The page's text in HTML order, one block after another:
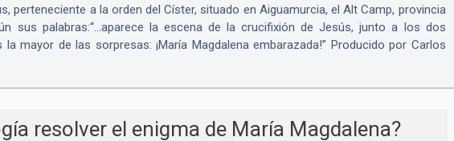
perteneciente a la orden del Císter, situado en Aiguamurcia, el Alt Camp, provincia
sus palabras:“…aparece la escena de la crucifixión de Jesús, junto a los dos
mayor de las sorpresas: ¡María Magdalena embarazada!” Producido por Carlos
resolver el enigma de María Magdalena?